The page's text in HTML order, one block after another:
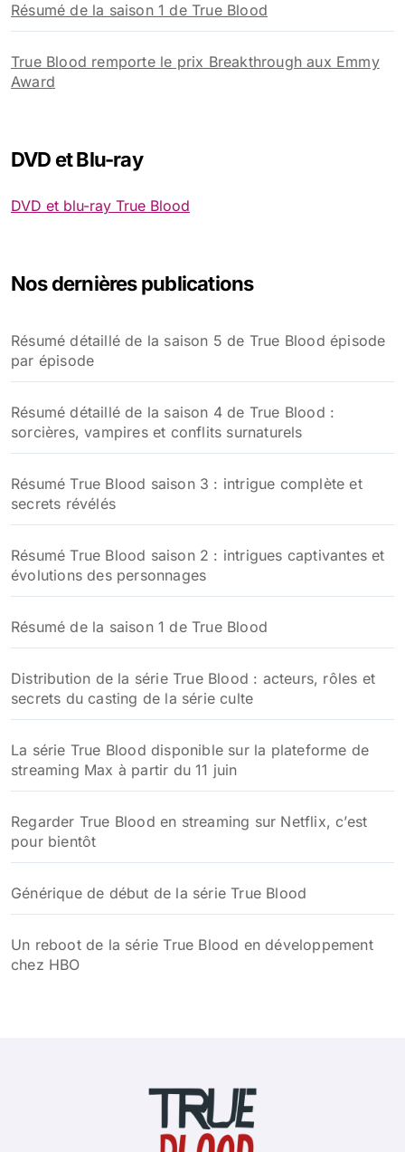
Résumé de la saison 1 de True Blood
True Blood remporte le prix Breakthrough aux Emmy
Award
DVD et Blu-ray
DVD et blu-ray True Blood
Nos dernières publications
Résumé détaillé de la saison 5 de True Blood épisode
par épisode
Résumé détaillé de la saison 4 de True Blood :
sorcières, vampires et conflits surnaturels
Résumé True Blood saison 3 : intrigue complète et
secrets révélés
Résumé True Blood saison 2 : intrigues captivantes et
évolutions des personnages
Résumé de la saison 1 de True Blood
Distribution de la série True Blood : acteurs, rôles et
secrets du casting de la série culte
La série True Blood disponible sur la plateforme de
streaming Max à partir du 11 juin
Regarder True Blood en streaming sur Netflix, c’est
pour bientôt
Générique de début de la série True Blood
Un reboot de la série True Blood en développement
chez HBO